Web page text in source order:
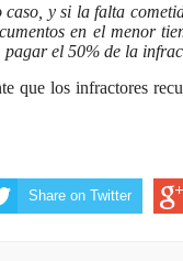
Juan de Dios del
caso, y si la falta
en el menor
el 50% de la
que los infractores
Share on Twitter